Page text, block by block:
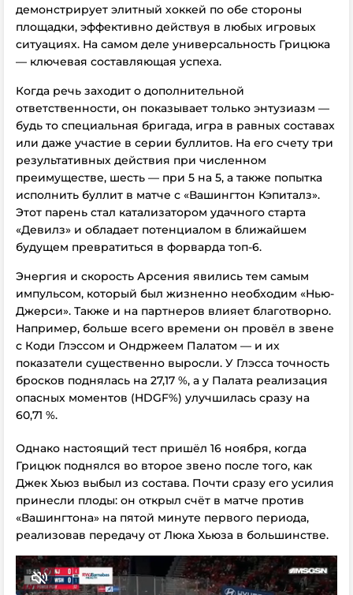
демонстрирует элитный хоккей по обе стороны
площадки, эффективно действуя в любых игровых
ситуациях. На самом деле универсальность Грицюка
— ключевая составляющая успеха.
Когда речь заходит о дополнительной
ответственности, он показывает только энтузиазм —
будь то специальная бригада, игра в равных составах
или даже участие в серии буллитов. На его счету три
результативных действия при численном
преимуществе, шесть — при 5 на 5, а также попытка
исполнить буллит в матче с «Вашингтон Кэпиталз».
Этот парень стал катализатором удачного старта
«Девилз» и обладает потенциалом в ближайшем
будущем превратиться в форварда топ-6.
Энергия и скорость Арсения явились тем самым
импульсом, который был жизненно необходим «Нью-
Джерси». Также и на партнеров влияет благотворно.
Например, больше всего времени он провёл в звене
с Коди Глэссом и Ондржеем Палатом — и их
показатели существенно выросли. У Глэсса точность
бросков поднялась на 27,17 %, а у Палата реализация
опасных моментов (HDGF%) улучшилась сразу на
60,71 %.
Однако настоящий тест пришёл 16 ноября, когда
Грицюк поднялся во второе звено после того, как
Джек Хьюз выбыл из состава. Почти сразу его усилия
принесли плоды: он открыл счёт в матче против
«Вашингтона» на пятой минуте первого периода,
реализовав передачу от Люка Хьюза в большинстве.